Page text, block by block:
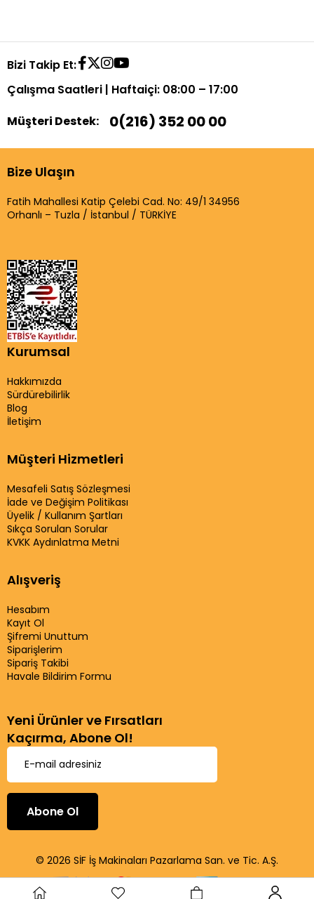
Bizi Takip Et:
Çalışma Saatleri | Haftaiçi: 08:00 – 17:00
Müşteri Destek:
0(216) 352 00 00
Bize Ulaşın
Fatih Mahallesi Katip Çelebi Cad. No: 49/1 34956
Orhanlı – Tuzla / İstanbul / TÜRKİYE
Kurumsal
Hakkımızda
Sürdürebilirlik
Blog
İletişim
Müşteri Hizmetleri
Mesafeli Satış Sözleşmesi
İade ve Değişim Politikası
Üyelik / Kullanım Şartları
Sıkça Sorulan Sorular
KVKK Aydınlatma Metni
Alışveriş
Hesabım
Kayıt Ol
Şifremi Unuttum
Siparişlerim
Sipariş Takibi
Havale Bildirim Formu
Yeni Ürünler ve Fırsatları
Kaçırma, Abone Ol!
Abone Ol
© 2026 SİF İş Makinaları Pazarlama San. ve Tic. A.Ş.